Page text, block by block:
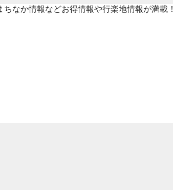
なか情報などお得情報や行楽地情報が満載！